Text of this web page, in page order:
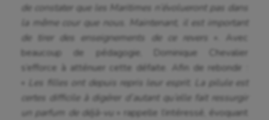
de constater que les Maritimes n’évolueront pas dans
la même cour que nous. Maintenant, il est important
de tirer des enseignements de ce revers ». Avec
beaucoup de pédagogie, Dominique Chevalier
s’efforce à atténuer cette défaite. Afin de rebondir :
Les filles ont depuis repris leur esprit. La pilule est
certes difficile à digérer d’autant qu’elle fait ressurgir
un parfum de déjà-vu
» rappelle l’intéressé, évoquant